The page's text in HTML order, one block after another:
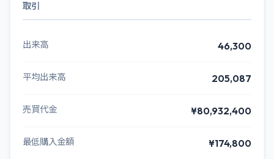
取引
出来高 46,300
平均出来高 205,087
売買代金 ¥80,932,400
最低購入金額 ¥174,800